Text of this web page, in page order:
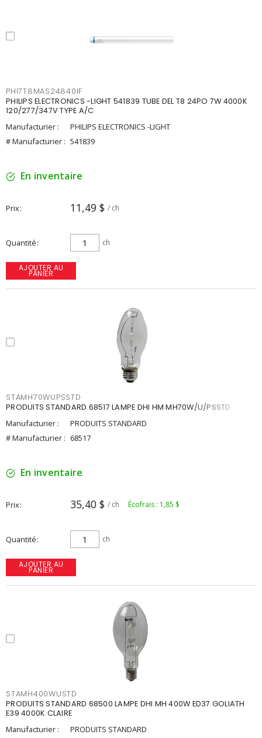
PHI7T8MAS24840IF
PHILIPS ELECTRONICS -LIGHT 541839 TUBE DEL T8 24PO 7W 4000K
120/277/347V TYPE A/C
Manufacturier :
PHILIPS ELECTRONICS -LIGHT
# Manufacturier : 541839
En inventaire
Prix 11,49 $ / ch
Quantité ch
AJOUTER AU
PANIER
STAMH70WUPSSTD
PRODUITS STANDARD 68517 LAMPE DHI HM MH70W/U/PSSTD
Manufacturier :
PRODUITS STANDARD
# Manufacturier : 68517
En inventaire
Prix 35,40 $ / ch Écofrais : 1,85 $
Quantité ch
AJOUTER AU
PANIER
STAMH400WUSTD
PRODUITS STANDARD 68500 LAMPE DHI MH 400W ED37 GOLIATH
E39 4000K CLAIRE
Manufacturier :
PRODUITS STANDARD